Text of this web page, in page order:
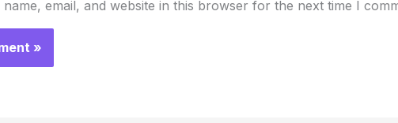
name, email, and website in this browser for the next time I